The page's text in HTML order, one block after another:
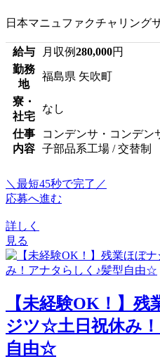
日本マニュファクチャリング
給与 月収例280,000円
勤務
地
福島県 矢吹町
寮・
社宅
なし
仕事
内容
コンデンサ・コンデン
子部品系工場 / 交替制
＼最短45秒で完了／
応募へ進む
詳しく
見る
【未経験OK！】
ジツ☆土日祝休み
自由☆